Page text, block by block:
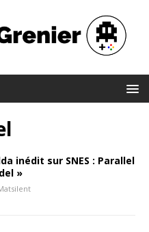
inédit sur SNES : Parallel
»